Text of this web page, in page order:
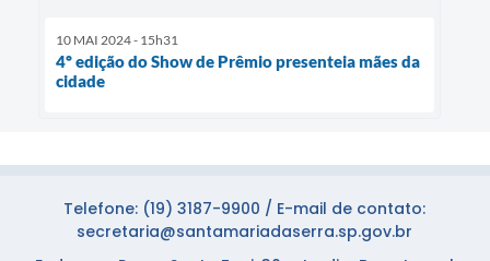
10 MAI 2024 - 15h31
4º edição do Show de Prêmio presenteia mães da
cidade
Telefone: (19) 3187-9900 / E-mail de contato:
secretaria@santamariadaserra.sp.gov.br